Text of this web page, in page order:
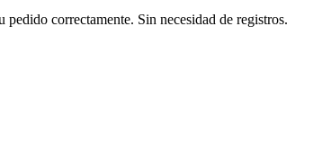
correctamente. Sin necesidad de registros.